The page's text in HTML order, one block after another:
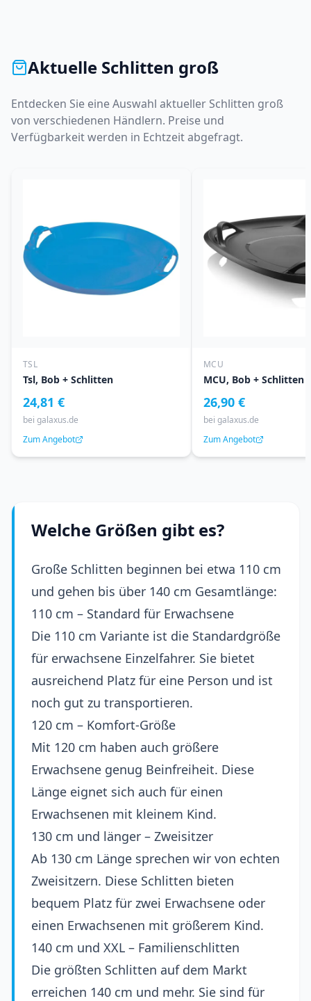
Aktuelle Schlitten groß
Entdecken Sie eine Auswahl aktueller Schlitten groß
von verschiedenen Händlern. Preise und
Verfügbarkeit werden in Echtzeit abgefragt.
TSL
Tsl, Bob + Schlitten
24,81 €
bei galaxus.de
Zum Angebot
MCU
MCU, Bob + Schlitten
26,90 €
bei galaxus.de
Zum Angebot
Welche Größen gibt es?
Große Schlitten beginnen bei etwa 110 cm
und gehen bis über 140 cm Gesamtlänge:
110 cm – Standard für Erwachsene
Die 110 cm Variante ist die Standardgröße
für erwachsene Einzelfahrer. Sie bietet
ausreichend Platz für eine Person und ist
noch gut zu transportieren.
120 cm – Komfort-Größe
Mit 120 cm haben auch größere
Erwachsene genug Beinfreiheit. Diese
Länge eignet sich auch für einen
Erwachsenen mit kleinem Kind.
130 cm und länger – Zweisitzer
Ab 130 cm Länge sprechen wir von echten
Zweisitzern. Diese Schlitten bieten
bequem Platz für zwei Erwachsene oder
einen Erwachsenen mit größerem Kind.
140 cm und XXL – Familienschlitten
Die größten Schlitten auf dem Markt
erreichen 140 cm und mehr. Sie sind für